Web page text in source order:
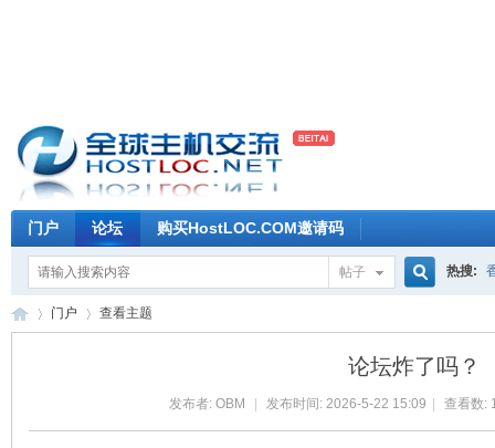
门户 论坛 购买HostLOC.COM邀请码
帖子
索
热搜:
门户 查看主题
论坛炸了吗？
发布者: OBM 发布时间: 2026-5-22 15:09 查看数: